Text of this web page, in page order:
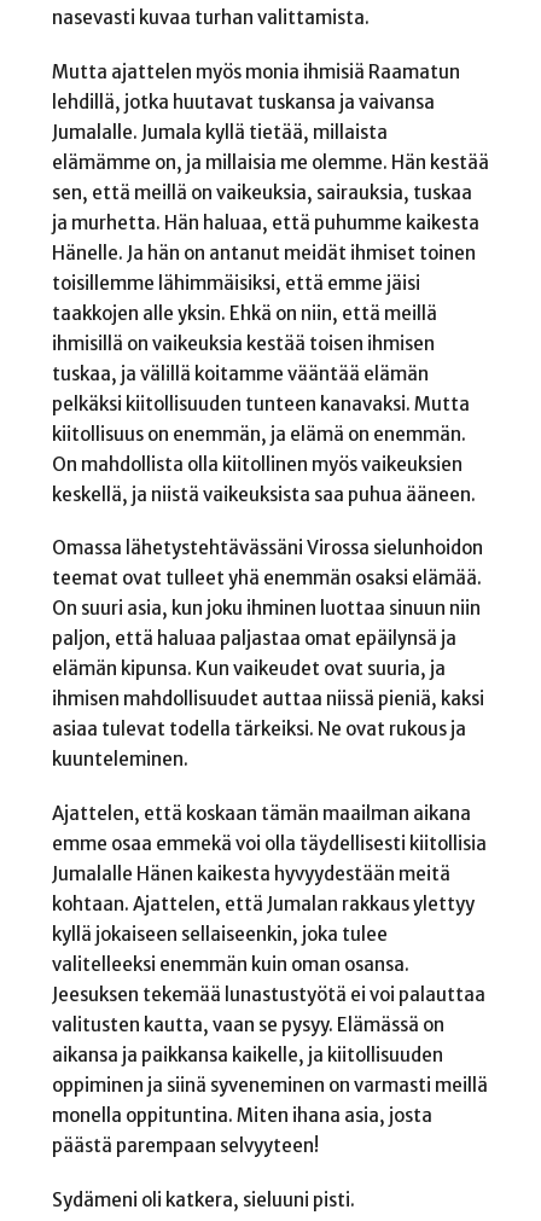
nasevasti kuvaa turhan valittamista.
Mutta ajattelen myös monia ihmisiä Raamatun
lehdillä, jotka huutavat tuskansa ja vaivansa
Jumalalle. Jumala kyllä tietää, millaista
elämämme on, ja millaisia me olemme. Hän kestää
sen, että meillä on vaikeuksia, sairauksia, tuskaa
ja murhetta. Hän haluaa, että puhumme kaikesta
Hänelle. Ja hän on antanut meidät ihmiset toinen
toisillemme lähimmäisiksi, että emme jäisi
taakkojen alle yksin. Ehkä on niin, että meillä
ihmisillä on vaikeuksia kestää toisen ihmisen
tuskaa, ja välillä koitamme vääntää elämän
pelkäksi kiitollisuuden tunteen kanavaksi. Mutta
kiitollisuus on enemmän, ja elämä on enemmän.
On mahdollista olla kiitollinen myös vaikeuksien
keskellä, ja niistä vaikeuksista saa puhua ääneen.
Omassa lähetystehtävässäni Virossa sielunhoidon
teemat ovat tulleet yhä enemmän osaksi elämää.
On suuri asia, kun joku ihminen luottaa sinuun niin
paljon, että haluaa paljastaa omat epäilynsä ja
elämän kipunsa. Kun vaikeudet ovat suuria, ja
ihmisen mahdollisuudet auttaa niissä pieniä, kaksi
asiaa tulevat todella tärkeiksi. Ne ovat rukous ja
kuunteleminen.
Ajattelen, että koskaan tämän maailman aikana
emme osaa emmekä voi olla täydellisesti kiitollisia
Jumalalle Hänen kaikesta hyvyydestään meitä
kohtaan. Ajattelen, että Jumalan rakkaus ylettyy
kyllä jokaiseen sellaiseenkin, joka tulee
valitelleeksi enemmän kuin oman osansa.
Jeesuksen tekemää lunastustyötä ei voi palauttaa
valitusten kautta, vaan se pysyy. Elämässä on
aikansa ja paikkansa kaikelle, ja kiitollisuuden
oppiminen ja siinä syveneminen on varmasti meillä
monella oppituntina. Miten ihana asia, josta
päästä parempaan selvyyteen!
Sydämeni oli katkera, sieluuni pisti.